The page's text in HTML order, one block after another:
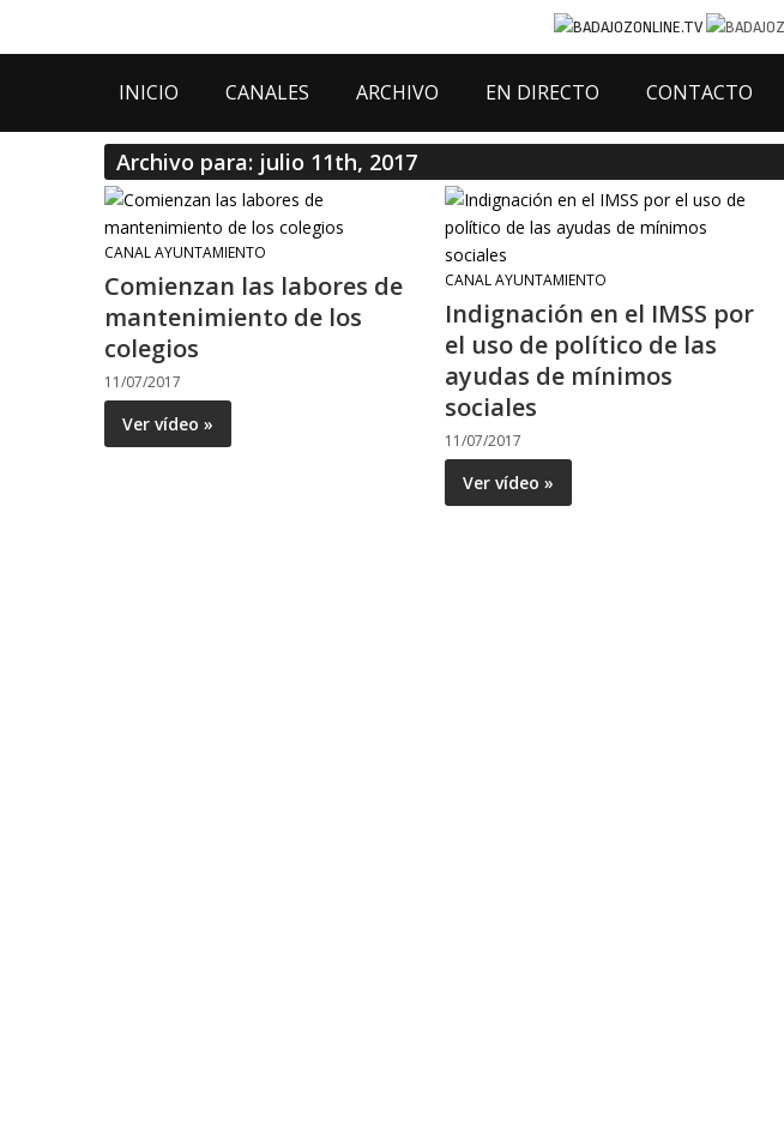
INICIO CANALES ARCHIVO EN DIRECTO CONTACTO
Archivo para: julio 11th, 2017
CANAL AYUNTAMIENTO
Comienzan las labores de
mantenimiento de los
colegios
11/07/2017
Ver vídeo »
CANAL AYUNTAMIENTO
Indignación en el IMSS por
el uso de político de las
ayudas de mínimos
sociales
11/07/2017
Ver vídeo »